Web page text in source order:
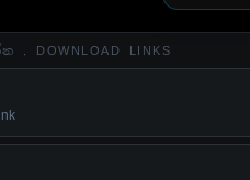
LINKS